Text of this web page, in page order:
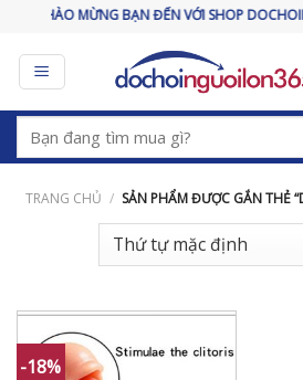
content
CHÀO MỪNG BẠN ĐẾN VỚI SHOP
Tìm
kiếm:
TRANG CHỦ / SẢN PHẨM ĐƯỢC GẮN THẺ
-18%